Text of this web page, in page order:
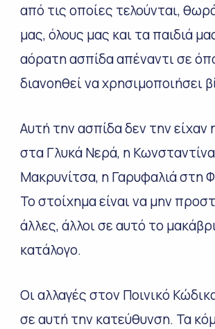
από τις οποίες τελούνται,
μας, όλους μας και τα παιδιά
αόρατη ασπίδα απέναντι σε
διανοηθεί να χρησιμοποιήσει
Αυτή την ασπίδα δεν την είχαν
στα Γλυκά Νερά, η
Μακρυνίτσα, η Γαρυφαλιά στη
Το στοίχημα είναι να μην
άλλες, άλλοι σε αυτό το
κατάλογο.
Οι αλλαγές στον Ποινικό
σε αυτή την κατεύθυνση. Τα